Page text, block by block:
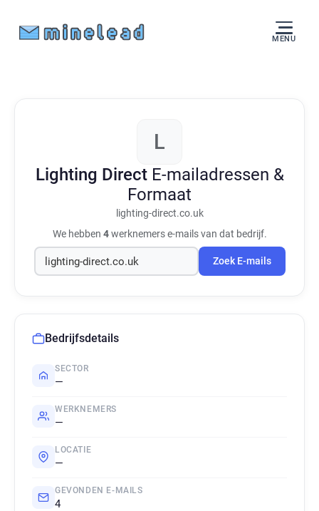
MENU
L
Lighting Direct E-mailadressen &
Formaat
lighting-direct.co.uk
We hebben 4werknemers e-mails van dat bedrijf.
Zoek E-mails
Bedrijfsdetails
SECTOR
—
WERKNEMERS
—
LOCATIE
—
GEVONDEN E-MAILS
4